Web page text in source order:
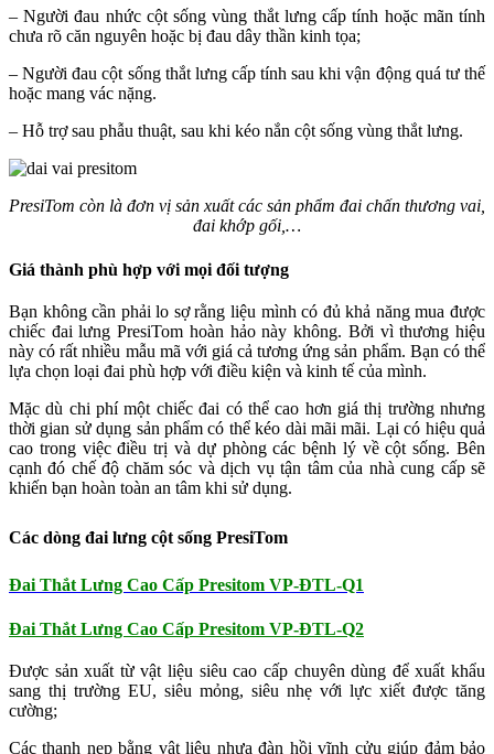
– Người đau nhức cột sống vùng thắt lưng cấp tính hoặc mãn tính
chưa rõ căn nguyên hoặc bị đau dây thần kinh tọa;
– Người đau cột sống thắt lưng cấp tính sau khi vận động quá tư thế
hoặc mang vác nặng.
– Hỗ trợ sau phẫu thuật, sau khi kéo nắn cột sống vùng thắt lưng.
PresiTom còn là đơn vị sản xuất các sản phẩm đai chấn thương vai,
đai khớp gối,…
Giá thành phù hợp với mọi đối tượng
Bạn không cần phải lo sợ rằng liệu mình có đủ khả năng mua được
chiếc đai lưng PresiTom hoàn hảo này không. Bởi vì thương hiệu
này có rất nhiều mẫu mã với giá cả tương ứng sản phẩm. Bạn có thể
lựa chọn loại đai phù hợp với điều kiện và kinh tế của mình.
Mặc dù chi phí một chiếc đai có thể cao hơn giá thị trường nhưng
thời gian sử dụng sản phẩm có thể kéo dài mãi mãi. Lại có hiệu quả
cao trong việc điều trị và dự phòng các bệnh lý về cột sống. Bên
cạnh đó chế độ chăm sóc và dịch vụ tận tâm của nhà cung cấp sẽ
khiến bạn hoàn toàn an tâm khi sử dụng.
Các dòng đai lưng cột sống PresiTom
Đai Thắt Lưng Cao Cấp Presitom VP-ĐTL-Q1
Đai Thắt Lưng Cao Cấp Presitom VP-ĐTL-Q2
Được sản xuất từ vật liệu siêu cao cấp chuyên dùng để xuất khẩu
sang thị trường EU, siêu mỏng, siêu nhẹ với lực xiết được tăng
cường;
Các thanh nẹp bằng vật liệu nhựa đàn hồi vĩnh cửu giúp đảm bảo